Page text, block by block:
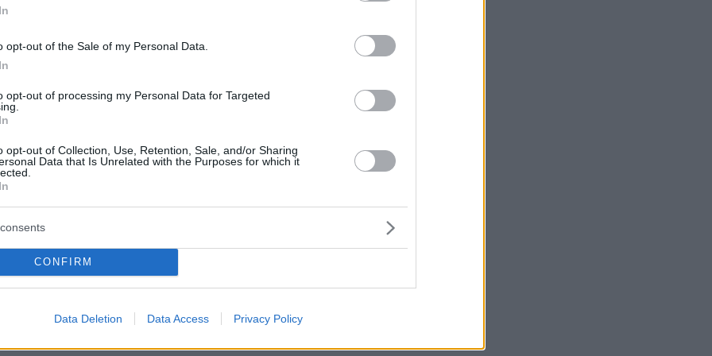
opt-out of the Sale of my Personal Data.
opt-out of processing my Personal Data for Targeted
opt-out of Collection, Use, Retention, Sale, and/or Sharing
Data that Is Unrelated with the Purposes for which it
CONFIRM
Data Deletion Data Access Privacy Policy
pic.twitter.com/xXt4IggBMw
σε ορυχεία λένε ότι ο κλάδος τους χρειάζεται
με καύσιμα, διεύρυνση των περιοχών
οι εκμεταλλεύσεις, εκρηκτικές ύλες και
η κυβέρνηση της κεντροδεξιάς υπό τον
στην εξουσία από τον Νοέμβριο, κωφεύει.